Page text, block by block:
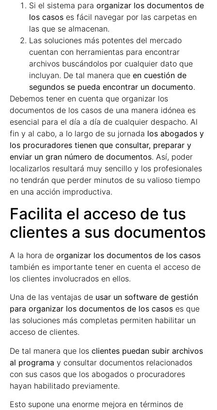
Si el sistema para organizar los documentos de
los casos es fácil navegar por las carpetas en
las que se almacenan.
Las soluciones más potentes del mercado
cuentan con herramientas para encontrar
archivos buscándolos por cualquier dato que
incluyan. De tal manera que en cuestión de
segundos se pueda encontrar un documento.
Debemos tener en cuenta que organizar los
documentos de los casos de una manera idónea es
esencial para el día a día de cualquier despacho. Al
fin y al cabo, a lo largo de su jornada los abogados y
los procuradores tienen que consultar, preparar y
enviar un gran número de documentos. Así, poder
localizarlos resultará muy sencillo y los profesionales
no tendrán que perder minutos de su valioso tiempo
en una acción improductiva.
Facilita el acceso de tus
clientes a sus documentos
A la hora de organizar los documentos de los casos
también es importante tener en cuenta el acceso de
los clientes involucrados en ellos.
Una de las ventajas de usar un software de gestión
para organizar los documentos de los casos es que
las soluciones más completas permiten habilitar un
acceso de clientes.
De tal manera que los clientes puedan subir archivos
al programa y consultar documentos relacionados
con sus casos que los abogados o procuradores
hayan habilitado previamente.
Esto supone una enorme mejora en términos de